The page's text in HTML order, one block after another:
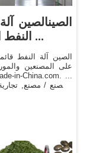
الصينالصين
النفط المصنعين والموردين ...
الصين آلة النفط
على المصنعين
المصنع / مصنع,